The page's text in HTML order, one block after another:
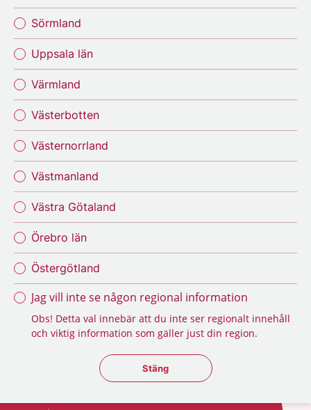
Sörmland
Uppsala län
Värmland
Västerbotten
Västernorrland
Västmanland
Västra Götaland
Örebro län
Östergötland
Jag vill inte se någon regional information
Obs! Detta val innebär att du inte ser regionalt innehåll
och viktig information som gäller just din region.
Stäng regionsväljaren
Stäng